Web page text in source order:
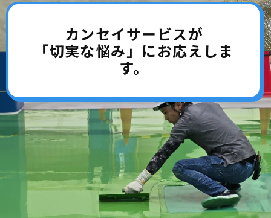
カンセイサービスが
「切実な悩み」にお応えしま
す。